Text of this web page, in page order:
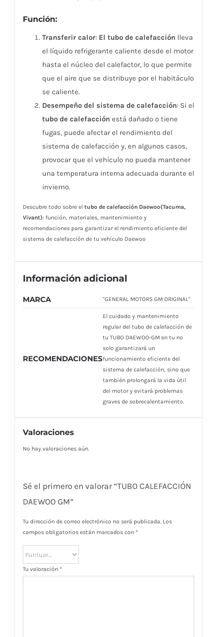
Función:
Transferir calor: El tubo de calefacciónlleva
el líquido refrigerante caliente desde el motor
hasta el núcleo del calefactor, lo que permite
que el aire que se distribuye por el habitáculo
se caliente.
Desempeño del sistema de calefacción: Si el
tubo de calefacciónestá dañado o tiene
fugas, puede afectar el rendimiento del
sistema de calefacción y, en algunos casos,
provocar que el vehículo no pueda mantener
una temperatura interna adecuada durante el
invierno.
Descubre todo sobre el tubo de calefacción Daewoo(Tacuma,
Vivant): función, materiales, mantenimiento y
recomendaciones para garantizar el rendimiento eficiente del
sistema de calefacción de tu vehículo Daewoo
Información adicional
MARCA "GENERAL MOTORS GM ORIGINAL"
RECOMENDACIONES
El cuidado y mantenimiento
regular del tubo de calefacción de
tu TUBO DAEWOO-GM en tu no
solo garantizará un
funcionamiento eficiente del
sistema de calefacción, sino que
también prolongará la vida útil
del motor y evitará problemas
graves de sobrecalentamiento.
Valoraciones
No hay valoraciones aún.
Sé el primero en valorar “TUBO CALEFACCIÓN
DAEWOO GM”
Tu dirección de correo electrónico no será publicada. Los
campos obligatorios están marcados con *
Tu valoración *